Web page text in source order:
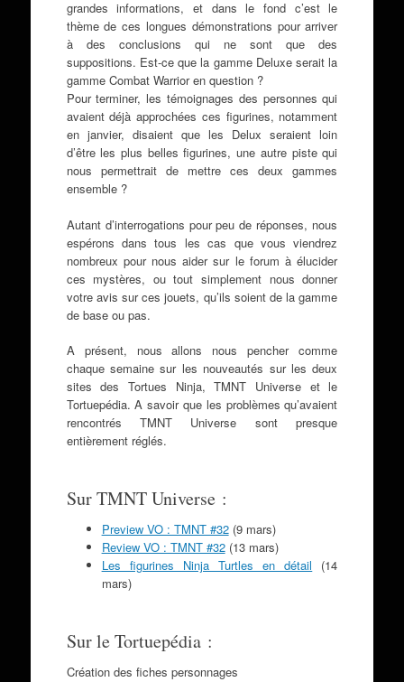
grandes informations, et dans le fond c’est le
thème de ces longues démonstrations pour arriver
à des conclusions qui ne sont que des
suppositions. Est-ce que la gamme Deluxe serait la
gamme Combat Warrior en question ?
Pour terminer, les témoignages des personnes qui
avaient déjà approchées ces figurines, notamment
en janvier, disaient que les Delux seraient loin
d’être les plus belles figurines, une autre piste qui
nous permettrait de mettre ces deux gammes
ensemble ?
Autant d’interrogations pour peu de réponses, nous
espérons dans tous les cas que vous viendrez
nombreux pour nous aider sur le forum à élucider
ces mystères, ou tout simplement nous donner
votre avis sur ces jouets, qu’ils soient de la gamme
de base ou pas.
A présent, nous allons nous pencher comme
chaque semaine sur les nouveautés sur les deux
sites des Tortues Ninja, TMNT Universe et le
Tortuepédia. A savoir que les problèmes qu’avaient
rencontrés TMNT Universe sont presque
entièrement réglés.
Sur TMNT Universe :
Preview VO : TMNT #32(9 mars)
Review VO : TMNT #32(13 mars)
Les figurines Ninja Turtles en détail (14
mars)
Sur le Tortuepédia :
Création des fiches personnages